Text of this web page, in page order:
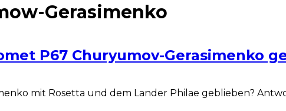
Gerasimenko
P67 Churyumov-Gerasimenko
mit Rosetta und dem Lander Philae geblieben?